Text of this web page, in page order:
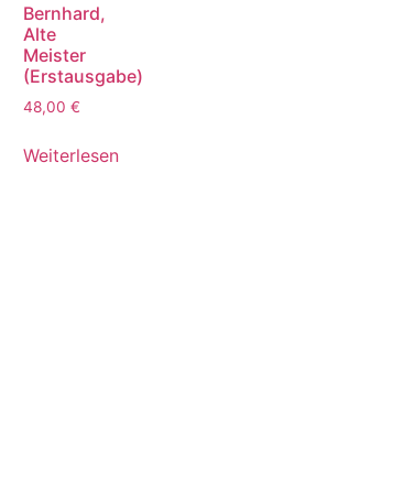
Bernhard,
Alte
Meister
(Erstausgabe)
48,00 €
Weiterlesen